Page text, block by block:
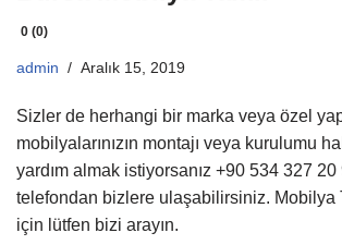
0 (0)
admin Aralık 15, 2019
Sizler de herhangi bir marka veya özel
mobilyalarınızın montajı veya kurulumu
yardım almak istiyorsanız +90 534 327 20
telefondan bizlere ulaşabilirsiniz. Mobilya
için lütfen bizi arayın.